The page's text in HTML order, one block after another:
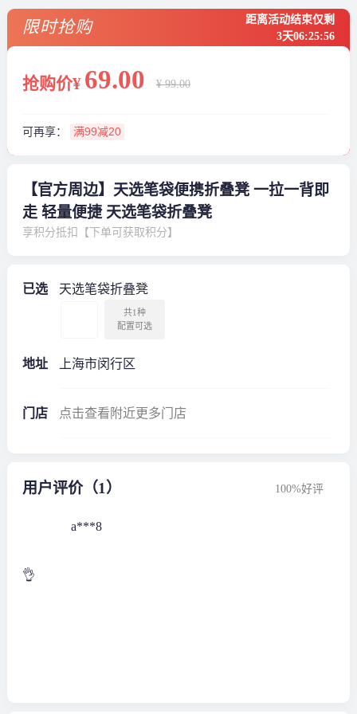
限时抢购
距离活动结束仅剩
3天06:25:56
抢购价¥ 69.00 ¥ 99.00
可再享： 满99减20
【官方周边】天选笔袋便携折叠凳 一拉一背即
走 轻量便捷 天选笔袋折叠凳
享积分抵扣【下单可获取积分】
已选 天选笔袋折叠凳
共1种
配置可选
地址 上海市闵行区
门店 点击查看附近更多门店
用户评价（1） 100%好评
a***8
👌